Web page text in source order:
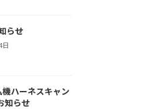
らせ
日
ハーネスキャン
知らせ